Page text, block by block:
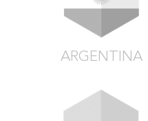
ARGENTINA